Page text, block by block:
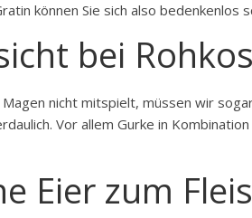
können Sie sich also bedenkenlos
bei
nicht mitspielt, müssen wir
Vor allem Gurke in
Eier zum